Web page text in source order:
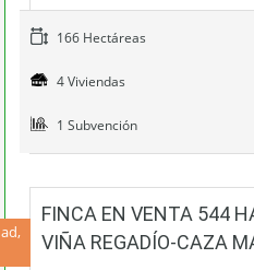
166 Hectáreas
4 Viviendas
1 Subvención
FINCA EN VENTA 544
VIÑA REGADÍO-CAZA